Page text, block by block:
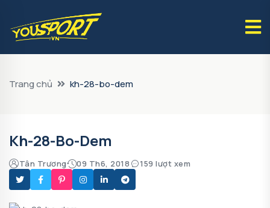
Trang chủ kh-28-bo-dem
Kh-28-Bo-Dem
Tân Trương 09 Th6, 2018 159 lượt xem